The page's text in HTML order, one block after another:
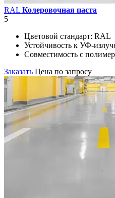
RAL Колеровочная паста
5
Цветовой стандарт: RAL
Устойчивость к УФ-
Совместимость с
Заказать Цена по запросу